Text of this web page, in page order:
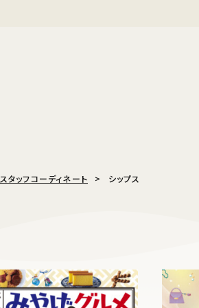
スタッフコーディネート シップス